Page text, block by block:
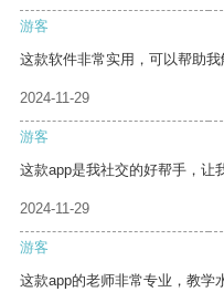
游客
这款软件非常实用，可以帮助我
2024-11-29
游客
这款app是我社交的好帮手，让
2024-11-29
游客
这款app的老师非常专业，教学